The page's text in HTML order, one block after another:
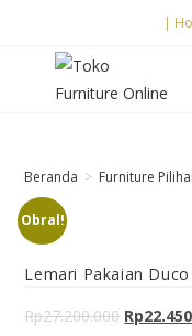
|
Beranda > Furniture
Obral!
Lemari Pakaian
Rp27.200.000 Rp